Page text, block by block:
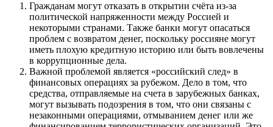
Гражданам могут отказать в открытии счёта из-за
политической напряженности между Россией и
некоторыми странами. Также банки могут опасаться
проблем с возвратом денег, поскольку россияне могут
иметь плохую кредитную историю или быть вовлечены
в коррупционные дела.
Важной проблемой является «российский след» в
финансовых операциях за рубежом. Дело в том, что
средства, отправляемые на счета в зарубежных банках,
могут вызывать подозрения в том, что они связаны с
незаконными операциями, отмыванием денег или же